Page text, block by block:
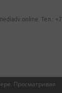
Просматривая
Тел.: +7